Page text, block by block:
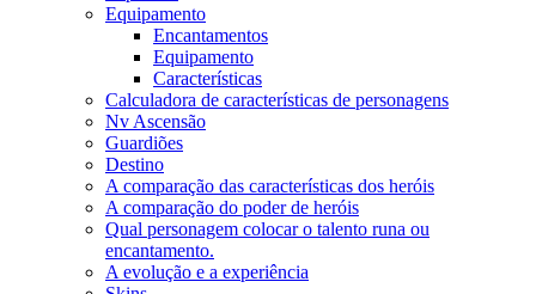
Equipamento
Encantamentos
Equipamento
Características
Calculadora de características de personagens
Nv Ascensão
Guardiões
Destino
A comparação das características dos heróis
A comparação do poder de heróis
Qual personagem colocar o talento runa ou
encantamento.
A evolução e a experiência